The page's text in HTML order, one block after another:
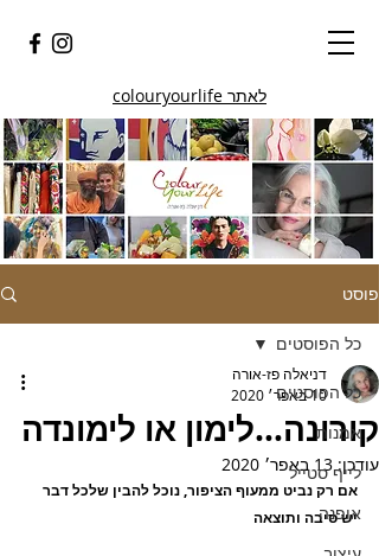
לאתר colouryourlife
פוסט
כל הפוסטים
אמנות
לייף סטייל
אופנה
כל הפוסטים
קורונה…לימון או לימונדה
דניאלה פז-אורה
10 באפר׳ 2020
עודכן:13 באפר׳ 2020
אם רק נביט ממעוף הציפור, נוכל להבין שלכל דבר
יש סיבה ותוצאה